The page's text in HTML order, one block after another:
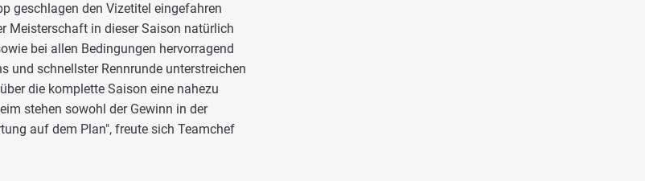
geschlagen den Vizetitel eingefahren
Meisterschaft in dieser Saison natürlich
bei allen Bedingungen hervorragend
und schnellster Rennrunde unterstreichen
die komplette Saison eine nahezu
stehen sowohl der Gewinn in der
auf dem Plan", freute sich Teamchef